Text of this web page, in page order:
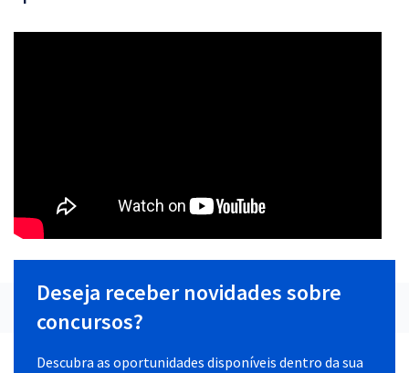
Deseja receber novidades sobre
concursos?
Descubra as oportunidades disponíveis dentro da sua